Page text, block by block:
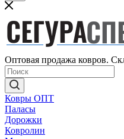
Оптовая продажа ковров.
Ковры ОПТ
Паласы
Дорожки
Ковролин